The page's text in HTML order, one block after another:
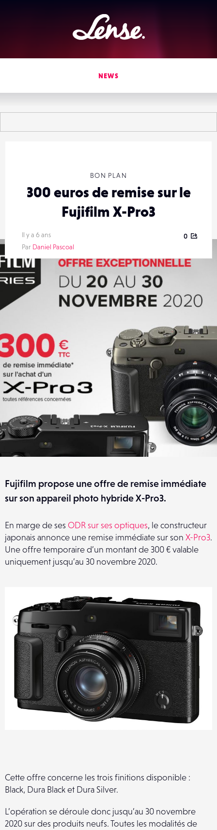
Lense
NEWS
BON PLAN
300 euros de remise sur le
Fujifilm X-Pro3
Il y a 6 ans
Par Daniel Pascoal
0
Fujifilm propose une offre de remise immédiate
sur son appareil photo hybride X-Pro3.
En marge de ses ODR sur ses optiques, le constructeur
japonais annonce une remise immédiate sur son X-Pro3.
Une offre temporaire d’un montant de 300 € valable
uniquement jusqu’au 30 novembre 2020.
Cette offre concerne les trois finitions disponible :
Black, Dura Black et Dura Silver.
L’opération se déroule donc jusqu’au 30 novembre
2020 sur des produits neufs. Toutes les modalités de